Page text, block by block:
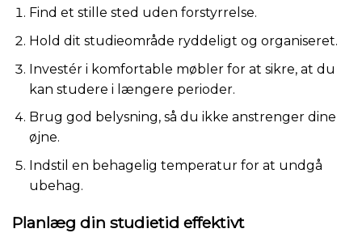
Find et stille sted uden forstyrrelse.
Hold dit studieområde ryddeligt og organiseret.
Investér i komfortable møbler for at sikre, at du
kan studere i længere perioder.
Brug god belysning, så du ikke anstrenger dine
øjne.
Indstil en behagelig temperatur for at undgå
ubehag.
Planlæg din studietid effektivt